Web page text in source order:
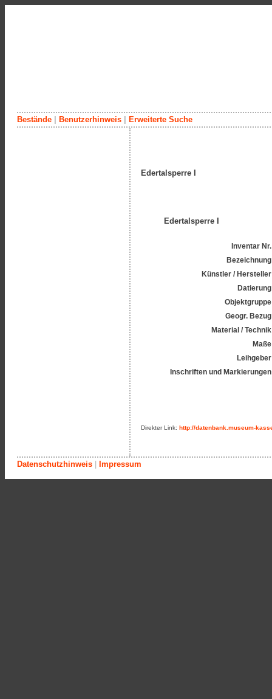
Bestände Benutzerhinweis Erweiterte Suche
Edertalsperre I
Edertalsperre I
Inventar
Künstler /
Geogr.
Material /
Inschriften und
Direkter Link: http://datenbank.museum-
Datenschutzhinweis Impressum